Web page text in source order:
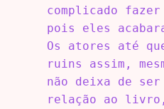
complicado fazer
pois eles
Os atores até
ruins assim,
não deixa de ser
relação ao